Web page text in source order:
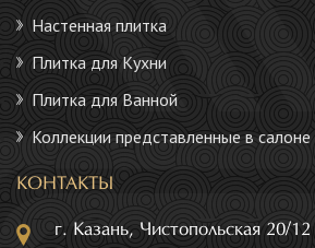
Настенная плитка
Плитка для Кухни
Плитка для Ванной
Коллекции представленные в салоне
КОНТАКТЫ
г. Казань, Чистопольская 20/12